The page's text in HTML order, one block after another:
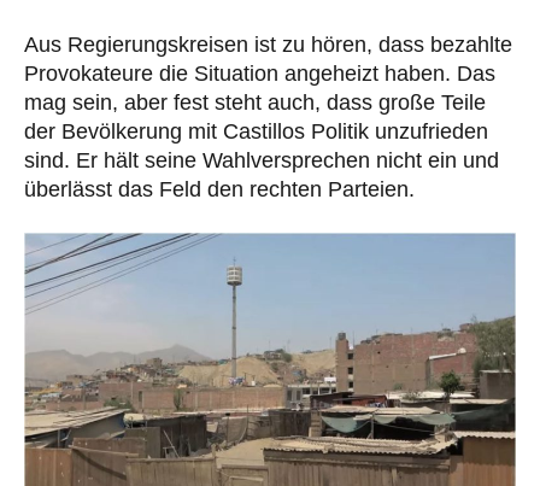
Aus Regierungskreisen ist zu hören, dass bezahlte
Provokateure die Situation angeheizt haben. Das
mag sein, aber fest steht auch, dass große Teile
der Bevölkerung mit Castillos Politik unzufrieden
sind. Er hält seine Wahlversprechen nicht ein und
überlässt das Feld den rechten Parteien.